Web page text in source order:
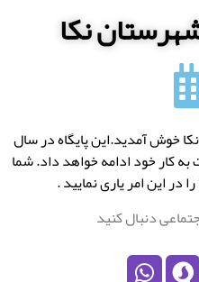
نکا
خوش آمدید.این پایگاه در سال
به کار خود ادامه خواهد داد. شما
در این امر یاری نمایید .
دنبال کنید